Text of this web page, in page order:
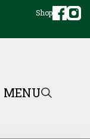
Shop
MENU